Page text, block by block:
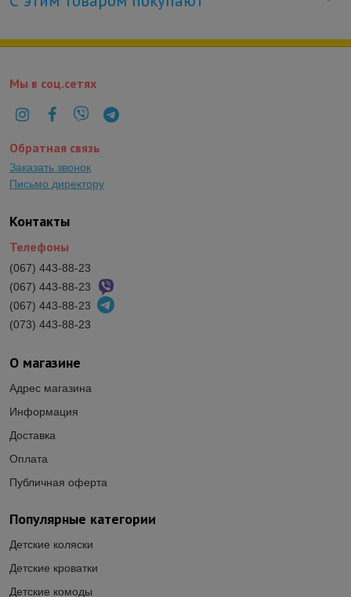
Популярные категории
Детские коляски
Детские кроватки
Детские комоды
О магазине
Адрес магазина
Информация
Доставка
Оплата
Публичная оферта
Контакты
Телефоны
(067) 443-88-23
(067) 443-88-23
(067) 443-88-23
(073) 443-88-23
Мы в соц.сетях
Обратная связь
Заказать звонок
Письмо директору